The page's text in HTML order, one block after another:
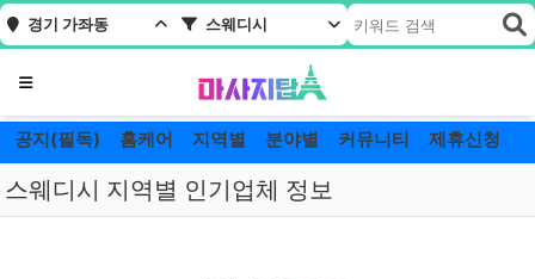
경기 가좌동 스웨디시
메뉴
공지(필독) 홈케어 지역별 분야별 커뮤니티 제휴신청
스웨디시 지역별 인기업체 정보